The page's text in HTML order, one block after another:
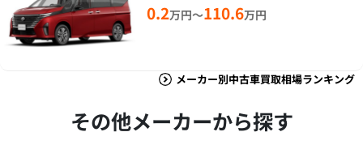
0.2万円～110.6万円
メーカー別中古車買取相場ランキング
その他メーカーから探す